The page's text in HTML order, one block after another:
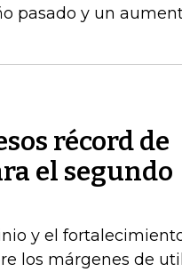
pasado y un
récord de
el segundo
y el
los márgenes de